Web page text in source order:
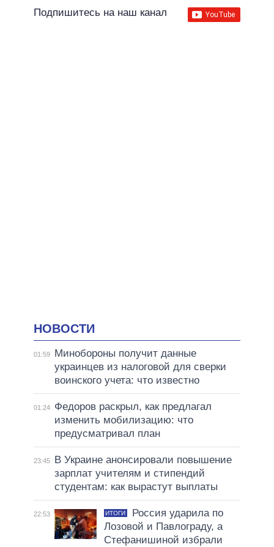
Подпишитесь на наш канал
НОВОСТИ
01:59
Минобороны получит данные
украинцев из налоговой для сверки
воинского учета: что известно
01:24
Федоров раскрыл, как предлагал
изменить мобилизацию: что
предусматривал план
23:45
В Украине анонсировали повышение
зарплат учителям и стипендий
студентам: как вырастут выплаты
22:53 ИТОГИ
Россия ударила по
Лозовой и Павлограду, а
Стефанишиной избрали